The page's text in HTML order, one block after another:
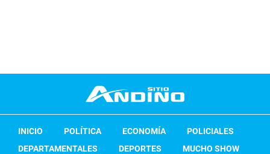
INICIO POLÍTICA ECONOMÍA
POLICIALES
DEPARTAMENTALES
DEPORTES
MUCHO SHOW